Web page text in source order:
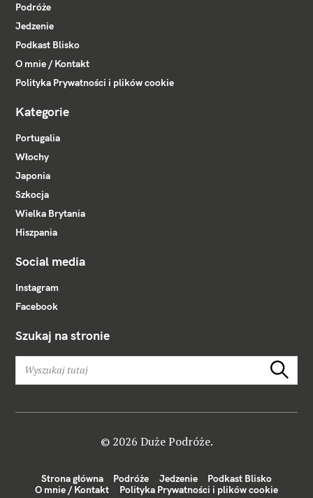
Podróże
Jedzenie
Podkast Blisko
O mnie / Kontakt
Polityka Prywatności i plików cookie
Kategorie
Portugalia
Włochy
Japonia
Szkocja
Wielka Brytania
Hiszpania
Social media
Instagram
Facebook
Szukaj na stronie
Szukaj
Strona główna Podróże Jedzenie
Podkast Blisko
O mnie / Kontakt
Polityka Prywatności i plików cookie
© 2026 Duże Podróże.